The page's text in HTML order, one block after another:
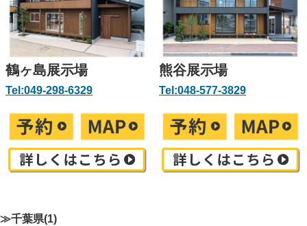
鶴ヶ島展示場
Tel:049-298-6329
熊谷展示場
Tel:048-577-3829
≫千葉県(1)